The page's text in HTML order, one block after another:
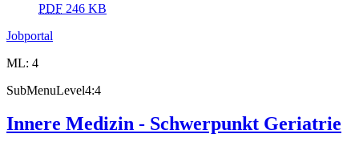
PDF 246 KB
Jobportal
ML: 4
SubMenuLevel4:4
Innere Medizin - Schwerpunkt Geriatrie